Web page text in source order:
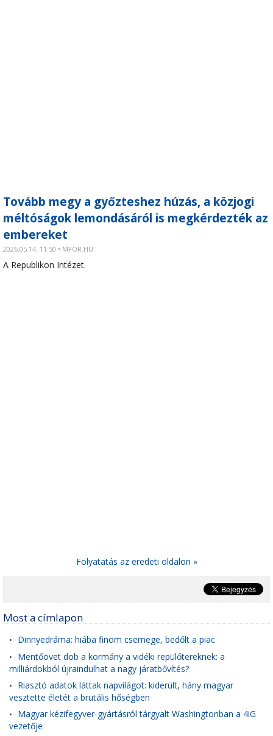
Tovább megy a győzteshez húzás, a közjogi
méltóságok lemondásáról is megkérdezték az
embereket
2026.05.14. 11:50 • MFOR.HU
A Republikon Intézet.
Folyatatás az eredeti oldalon »
Most a címlapon
• Dinnyedráma: hiába finom csemege, bedőlt a piac
• Mentőövet dob a kormány a vidéki repülőtereknek: a
milliárdokból újraindulhat a nagy járatbővítés?
• Riasztó adatok láttak napvilágot: kiderült, hány magyar
vesztette életét a brutális hőségben
• Magyar kézifegyver-gyártásról tárgyalt Washingtonban a 4iG
vezetője